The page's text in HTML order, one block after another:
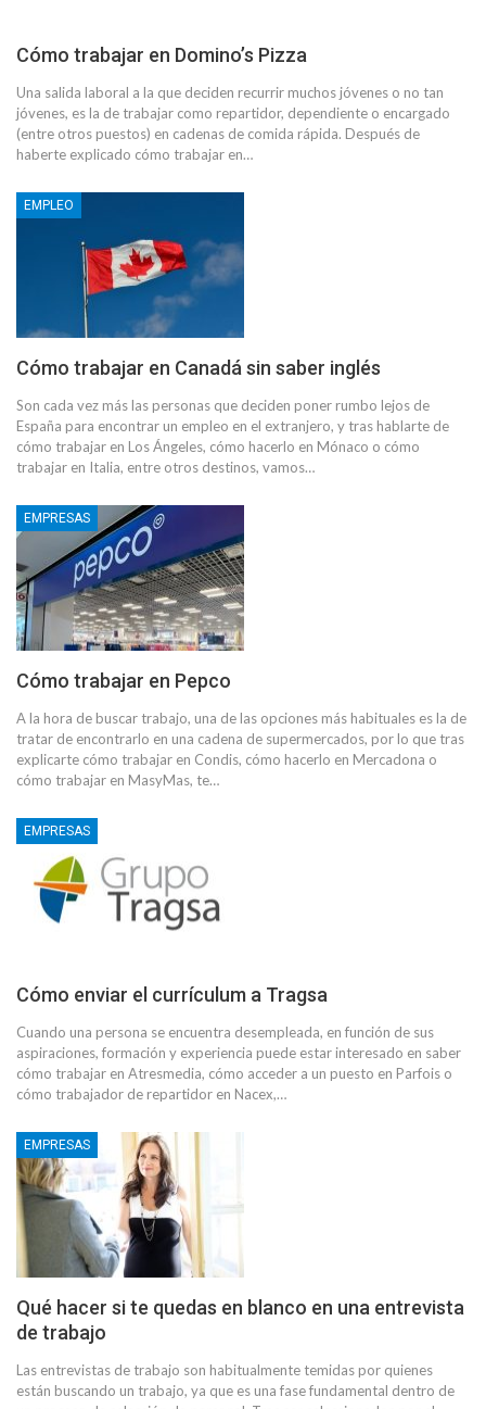
Cómo trabajar en Domino’s Pizza
Una salida laboral a la que deciden recurrir muchos jóvenes o no tan
jóvenes, es la de trabajar como repartidor, dependiente o encargado
(entre otros puestos) en cadenas de comida rápida. Después de
haberte explicado cómo trabajar en…
EMPLEO
Cómo trabajar en Canadá sin saber inglés
Son cada vez más las personas que deciden poner rumbo lejos de
España para encontrar un empleo en el extranjero, y tras hablarte de
cómo trabajar en Los Ángeles, cómo hacerlo en Mónaco o cómo
trabajar en Italia, entre otros destinos, vamos…
EMPRESAS
Cómo trabajar en Pepco
A la hora de buscar trabajo, una de las opciones más habituales es la de
tratar de encontrarlo en una cadena de supermercados, por lo que tras
explicarte cómo trabajar en Condis, cómo hacerlo en Mercadona o
cómo trabajar en MasyMas, te…
EMPRESAS
Cómo enviar el currículum a Tragsa
Cuando una persona se encuentra desempleada, en función de sus
aspiraciones, formación y experiencia puede estar interesado en saber
cómo trabajar en Atresmedia, cómo acceder a un puesto en Parfois o
cómo trabajador de repartidor en Nacex,…
EMPRESAS
Qué hacer si te quedas en blanco en una entrevista
de trabajo
Las entrevistas de trabajo son habitualmente temidas por quienes
están buscando un trabajo, ya que es una fase fundamental dentro de